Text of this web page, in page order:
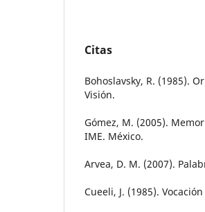
Citas
Bohoslavsky, R. (1985).
Visión.
Gómez, M. (2005).
IME. México.
Arvea, D. M. (2007).
Cueeli, J. (1985).